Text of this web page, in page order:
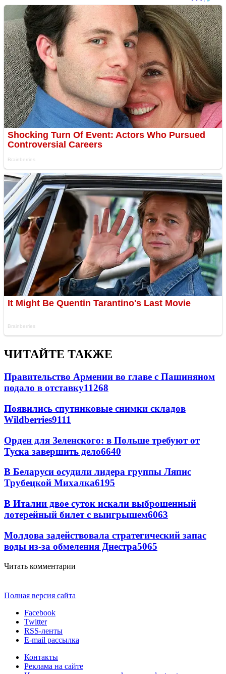
ЧИТАЙТЕ ТАКЖЕ
Правительство Армении во главе с Пашиняном
подало в отставку11268
Появились спутниковые снимки складов
Wildberries9111
Орден для Зеленского: в Польше требуют от
Туска завершить дело6640
В Беларуси осудили лидера группы Ляпис
Трубецкой Михалка6195
В Италии двое суток искали выброшенный
лотерейный билет с выигрышем6063
Молдова задействовала стратегический запас
воды из-за обмеления Днестра5065
Читать комментарии
Полная версия сайта
Facebook
Twitter
RSS-ленты
E-mail рассылка
Контакты
Реклама на сайте